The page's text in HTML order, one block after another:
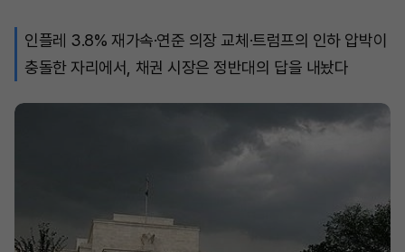
인플레 3.8% 재가속·연준 의장 교체·트럼프의 인하 압박이
충돌한 자리에서, 채권 시장은 정반대의 답을 내놨다